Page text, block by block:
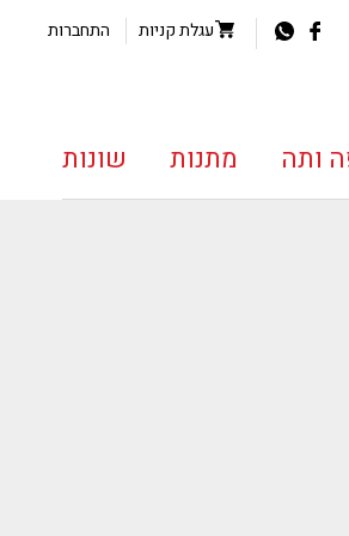
עגלת קניות התחברות
ותה מתנות שונות